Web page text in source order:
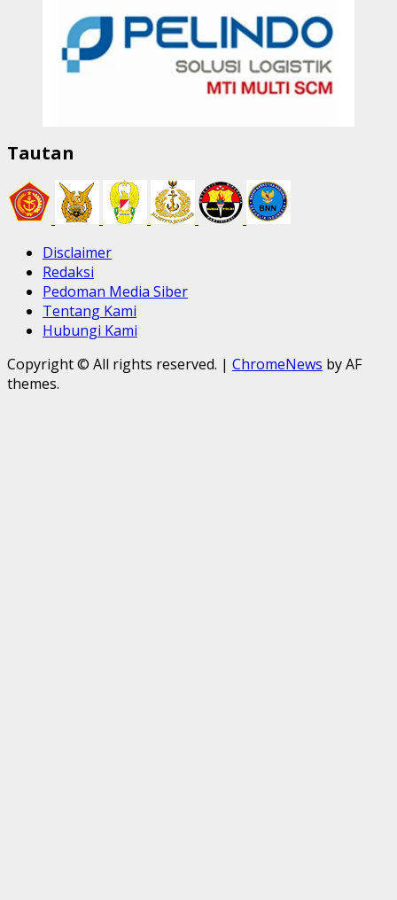
Tautan
Disclaimer
Redaksi
Pedoman Media Siber
Tentang Kami
Hubungi Kami
Copyright © All rights reserved. | ChromeNews by AF
themes.